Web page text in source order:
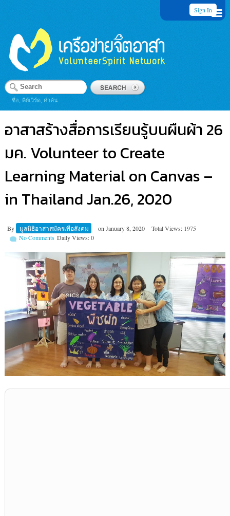
Sign In
ชื่อ, คีย์เวิร์ด, คำค้น
อาสาสร้างสื่อการเรียนรู้บนผืนผ้า 26
มค. Volunteer to Create
Learning Material on Canvas –
in Thailand Jan.26, 2020
By มูลนิธิอาสาสมัครเพื่อสังคม on January 8, 2020
Total Views: 1975
Daily Views: 0
No Comments